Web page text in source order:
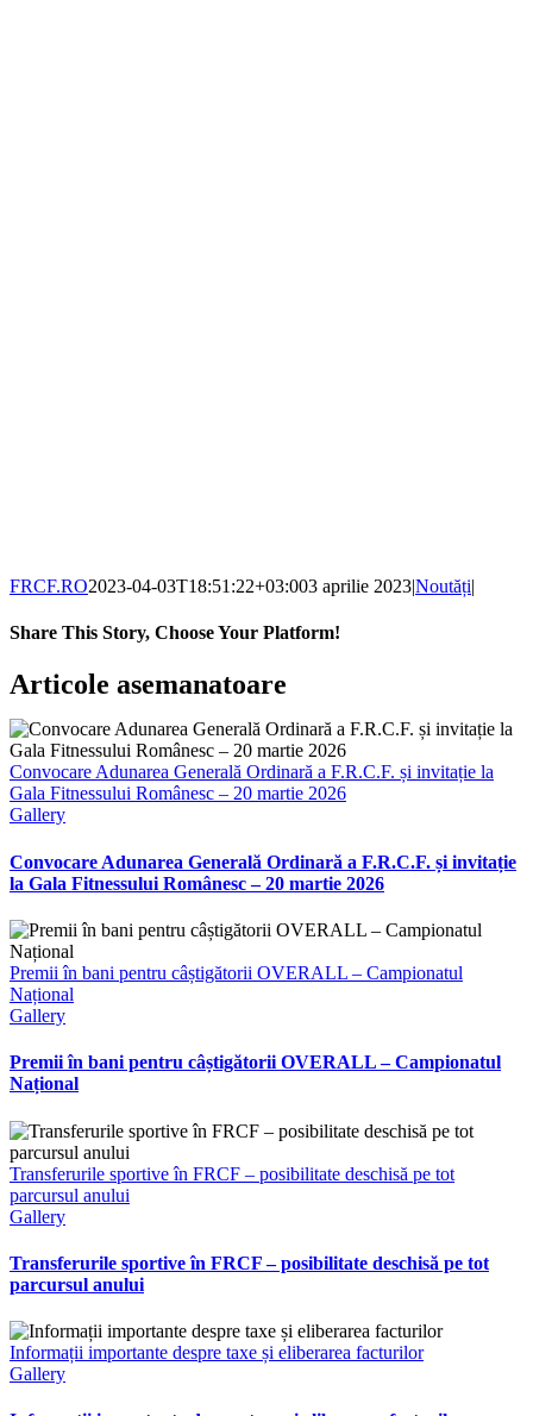
FRCF.RO2023-04-03T18:51:22+03:003 aprilie 2023|Noutăți|
Share This Story, Choose Your Platform!
Facebook
X
Reddit
LinkedIn
WhatsApp
Telegram
Tumblr
Pinterest
Vk
Xing
E-
mail:
Articole asemanatoare
Convocare Adunarea Generală Ordinară a F.R.C.F. și invitație la
Gala Fitnessului Românesc – 20 martie 2026
Gallery
Convocare Adunarea Generală Ordinară a F.R.C.F. și invitație
la Gala Fitnessului Românesc – 20 martie 2026
Premii în bani pentru câștigătorii OVERALL – Campionatul
Național
Gallery
Premii în bani pentru câștigătorii OVERALL – Campionatul
Național
Transferurile sportive în FRCF – posibilitate deschisă pe tot
parcursul anului
Gallery
Transferurile sportive în FRCF – posibilitate deschisă pe tot
parcursul anului
Informații importante despre taxe și eliberarea facturilor
Gallery